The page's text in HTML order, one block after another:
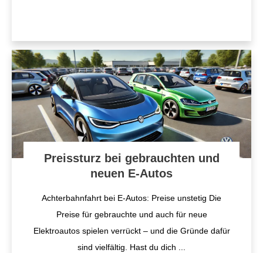
Preissturz bei gebrauchten und
neuen E-Autos
Achterbahnfahrt bei E-Autos: Preise unstetig Die
Preise für gebrauchte und auch für neue
Elektroautos spielen verrückt – und die Gründe dafür
sind vielfältig. Hast du dich